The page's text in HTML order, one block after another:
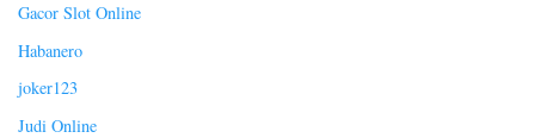
Gacor Slot Online
Habanero
joker123
Judi Online